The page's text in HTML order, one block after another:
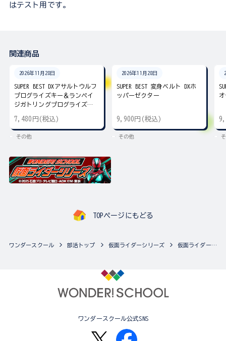
はテスト用です。
関連商品
2026年11月28日
SUPER BEST DXアサルトウルフ
プログライズキー＆ランペイ
ジガトリングプログライズキ
7,480円(税込)
その他
2026年11月28日
SUPER BEST 変身ベルト DXホ
ッパーゼクター
9,900円(税込)
その他
TOPページにもどる
ワンダースクール 部活トップ 仮面ライダーシリーズ 仮面ライダーシリーズの最新商品一覧
ワンダースクール公式SNS